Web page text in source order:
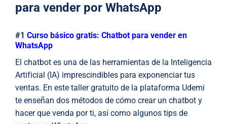
para vender por WhatsApp
#1 Curso básico gratis: Chatbot para vender en
WhatsApp
El chatbot es una de las herramientas de la Inteligencia
Artificial (IA) imprescindibles para exponenciar tus
ventas. En este taller gratuito de la plataforma Udemi
te enseñan dos métodos de cómo crear un chatbot y
hacer que venda por ti, así como algunos tips de